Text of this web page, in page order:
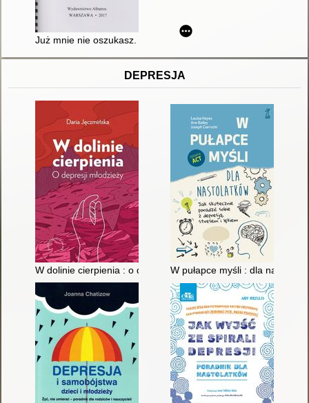
Już mnie nie oszukasz. T. 3
DEPRESJA
W dolinie cierpienia : o depresji młodzieżyW pułapce myśli : dla